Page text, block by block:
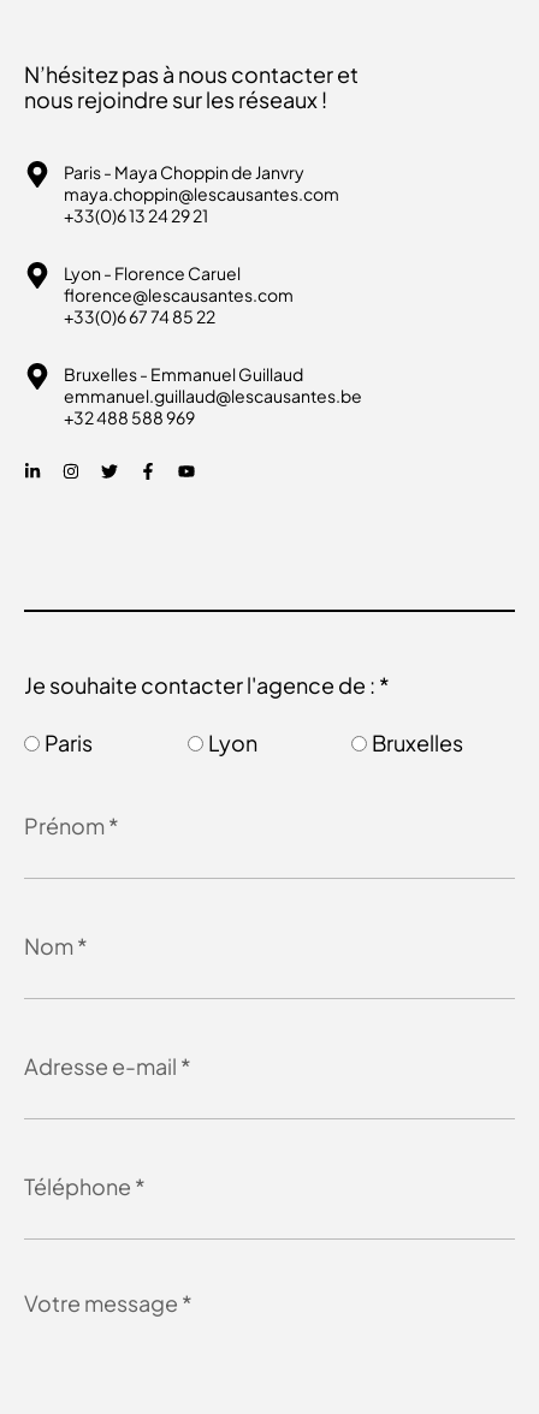
N’hésitez pas à nous contacter et
nous rejoindre sur les réseaux !
Paris - Maya Choppin de Janvry
maya.choppin@lescausantes.com
+33(0)6 13 24 29 21
Lyon - Florence Caruel
florence@lescausantes.com
+33(0)6 67 74 85 22
Bruxelles - Emmanuel Guillaud
emmanuel.guillaud@lescausantes.be
+32 488 588 969
Je souhaite contacter l'agence de : *
Paris Lyon Bruxelles